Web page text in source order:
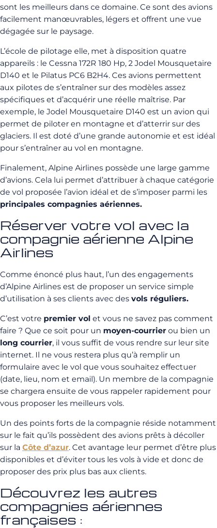
sont les meilleurs dans ce domaine. Ce sont des avions
facilement manœuvrables, légers et offrent une vue
dégagée sur le paysage.
L’école de pilotage elle, met à disposition quatre
appareils : le Cessna 172R 180 Hp, 2 Jodel Mousquetaire
D140 et le Pilatus PC6 B2H4. Ces avions permettent
aux pilotes de s’entraîner sur des modèles assez
spécifiques et d’acquérir une réelle maîtrise. Par
exemple, le Jodel Mousquetaire D140 est un avion qui
permet de piloter en montagne et d’atterrir sur des
glaciers. Il est doté d’une grande autonomie et est idéal
pour s’entraîner au vol en montagne.
Finalement, Alpine Airlines possède une large gamme
d’avions. Cela lui permet d’attribuer à chaque catégorie
de vol proposée l’avion idéal et de s’imposer parmi les
principales compagnies aériennes.
Réserver votre vol avec la
compagnie aérienne Alpine
Airlines
Comme énoncé plus haut, l’un des engagements
d’Alpine Airlines est de proposer un service simple
d’utilisation à ses clients avec des vols réguliers.
C’est votre premier vol et vous ne savez pas comment
faire ? Que ce soit pour un moyen-courrier ou bien un
long courrier, il vous suffit de vous rendre sur leur site
internet. Il ne vous restera plus qu’à remplir un
formulaire avec le vol que vous souhaitez effectuer
(date, lieu, nom et email). Un membre de la compagnie
se chargera ensuite de vous rappeler rapidement pour
vous proposer les meilleurs vols.
Un des points forts de la compagnie réside notamment
sur le fait qu’ils possèdent des avions prêts à décoller
sur la Côte d’azur. Cet avantage leur permet d’être plus
disponibles et d’éviter tous les vols à vide et donc de
proposer des prix plus bas aux clients.
Découvrez les autres
compagnies aériennes
françaises :